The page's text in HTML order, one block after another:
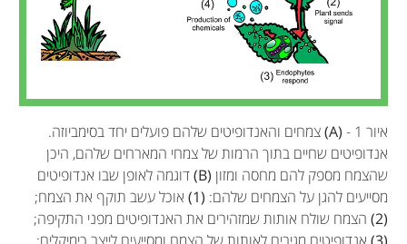
איור 1 - (A)
צמחים והאנדופיטים שלהם פועלים יחד בסימביוזה.
אנדופיטים שחיים בתוך הרמות של צמחי המארחים שלהם, היכן
שהצמח מספק להם מחסה ומזון (B)
דוגמה לאופן שבו אנדופיטים
מסייעים להגן על הצמחים שלהם: (1)
אוכל עשב תוקף את הצמח;
(2)
הצמח שולח אותות שמזהירים את האנדופיטים מפני התקיפה;